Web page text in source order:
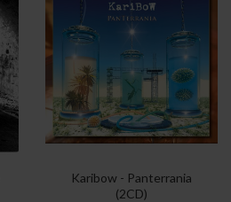
Karibow - Panterrania
(2CD)